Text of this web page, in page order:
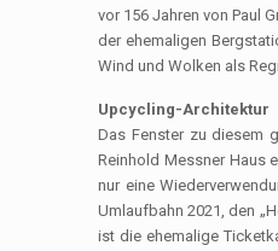
vor 156 Jahren von Paul
der ehemaligen
Wind und Wolken als
Upcycling-Architektur
Das Fenster zu diesem
Reinhold Messner Haus
nur eine
Umlaufbahn 2021, den
ist die ehemalige